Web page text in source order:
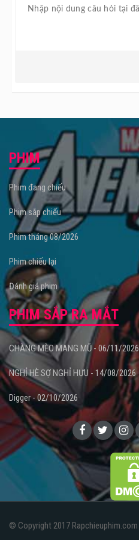
PHIM
Phim đang chiếu
Phim sắp chiếu
Phim tháng 08/2026
Phim chiếu lại
Đánh giá phim
PHIM SẮP RA MẮT
CHÀNG MÈO MANG MŨ - 06/11/2026
NGHỈ HÈ SỢ NGHỈ HƯU - 14/08/2026
Digger - 02/10/2026
© Copyright 2017 Rapchieuphim.com